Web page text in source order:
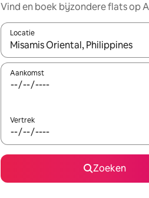
Vind en boek bijzondere flats op
Locatie
Wanneer er suggesties
Aankomst
Vertrek
Zoeken